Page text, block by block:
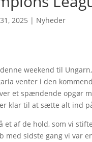
2025 | Nyheder
weekend til Ungarn,
venter i den
et spændende opgør
klar til at sætte alt ind
et af de hold, som vi
med sidste gang vi var